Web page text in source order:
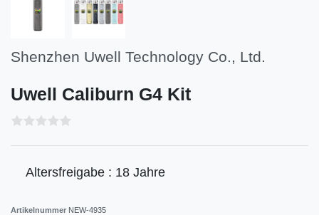
Shenzhen Uwell Technology Co., Ltd.
Uwell Caliburn G4 Kit
Altersfreigabe : 18 Jahre
Artikelnummer NEW-4935